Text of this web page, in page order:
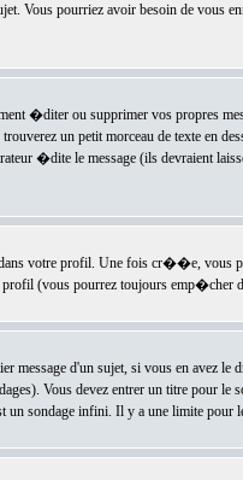
Vous pourriez avoir besoin de vous
�diter ou supprimer vos propres
un petit morceau de texte en
�dite le message (ils devraient
votre profil. Une fois cr��e, vous
(vous pourrez toujours
d'un sujet, si vous en avez le
Vous devez entrer un titre
sondage infini. Il y a une limite